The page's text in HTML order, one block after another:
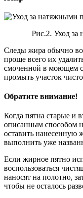
Рис.2. Уход за
Следы жира обычно
проще всего их
смоченной в моющем
промыть участок
Обратите внимание!
Когда пятна старые и
описанным способом
оставить нанесенную
выполнить уже
Если жирное пятно
воспользоваться
наносят на полотно,
чтобы не осталось